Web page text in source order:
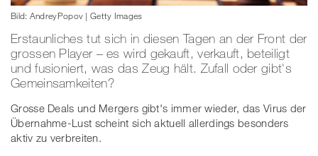
Bild: AndreyPopov | Getty Images
Erstaunliches tut sich in diesen Tagen an der Front der
grossen Player – es wird gekauft, verkauft, beteiligt
und fusioniert, was das Zeug hält. Zufall oder gibt's
Gemeinsamkeiten?
Grosse Deals und Mergers gibt's immer wieder, das Virus der
Übernahme-Lust scheint sich aktuell allerdings besonders
aktiv zu verbreiten.